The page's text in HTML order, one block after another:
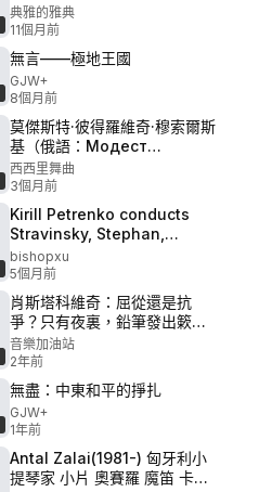
典雅的雅典
11個月前
無言——極地王國
GJW+
8個月前
莫傑斯特·彼得羅維奇·穆索爾斯
基（俄語：Модест
Петрович Мусоргский，
1839-1881）俄羅斯作曲家 P9
- 3.1.穆索爾斯基：霍萬斯基之
亂 Mussorgsky
Khovanshchina Kazushi
Ono
西西里舞曲
3個月前
Kirill Petrenko conducts
Stravinsky, Stephan,
Scriabin P4 - Alexander
Scriabin Le Poème de
l’extase
bishopxu
5個月前
肖斯塔科維奇：屈從還是抗
爭？只有夜裏，鉛筆發出簌簌
聲
音樂加油站
2年前
無盡：中東和平的掙扎
GJW+
1年前
Antal Zalai(1981-) 匈牙利小
提琴家 小片 奧賽羅 魔笛 卡門